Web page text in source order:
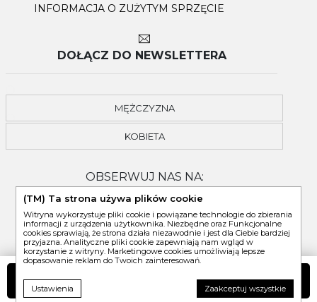
DO KOSZYKA
INFORMACJA O ZUŻYTYM SPRZĘCIE
DOŁĄCZ DO NEWSLETTERA
MĘŻCZYZNA
KOBIETA
OBSERWUJ NAS NA:
(TM) Ta strona używa plików cookie
Witryna wykorzystuje pliki cookie i powiązane technologie do zbierania
informacji z urządzenia użytkownika. Niezbędne oraz Funkcjonalne
cookies sprawiają, że strona działa niezawodnie i jest dla Ciebie bardziej
przyjazna. Analityczne pliki cookie zapewniają nam wgląd w
korzystanie z witryny. Marketingowe cookies umożliwiają lepsze
dopasowanie reklam do Twoich zainteresowań.
Ustawienia Zaakceptuj wszystkie